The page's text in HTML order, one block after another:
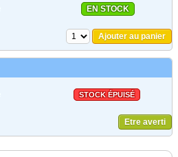
EN STOCK
Ajouter au panier
STOCK ÉPUISÉ
Etre averti